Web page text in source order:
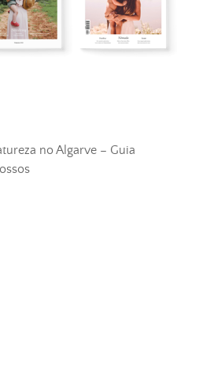
no Algarve – Guia